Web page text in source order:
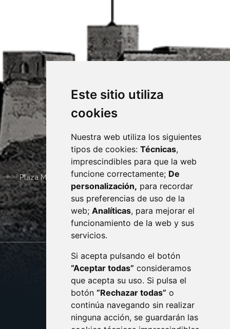
Este sitio utiliza
cookies
Nuestra web utiliza los siguientes
tipos de cookies: Técnicas,
imprescindibles para que la web
funcione correctamente; De
personalización, para recordar
sus preferencias de uso de la
web; Analíticas, para mejorar el
funcionamiento de la web y sus
servicios.
Si acepta pulsando el botón
“Aceptar todas” consideramos
que acepta su uso. Si pulsa el
botón “Rechazar todas” o
continúa navegando sin realizar
ninguna acción, se guardarán las
Plaza Mayor 4 22400 MONZÓN - ARAGÓN (ESPAÑA)
· (34) 974 400 700 ·
sac@monzon.es
monzon.es
CONTACTO
AVISO LEGAL
PROTECCIÓN DE DATOS
POLÍTICA DE COOKIES
ACCESIBILIDAD
ENLACE EXTERNO AL